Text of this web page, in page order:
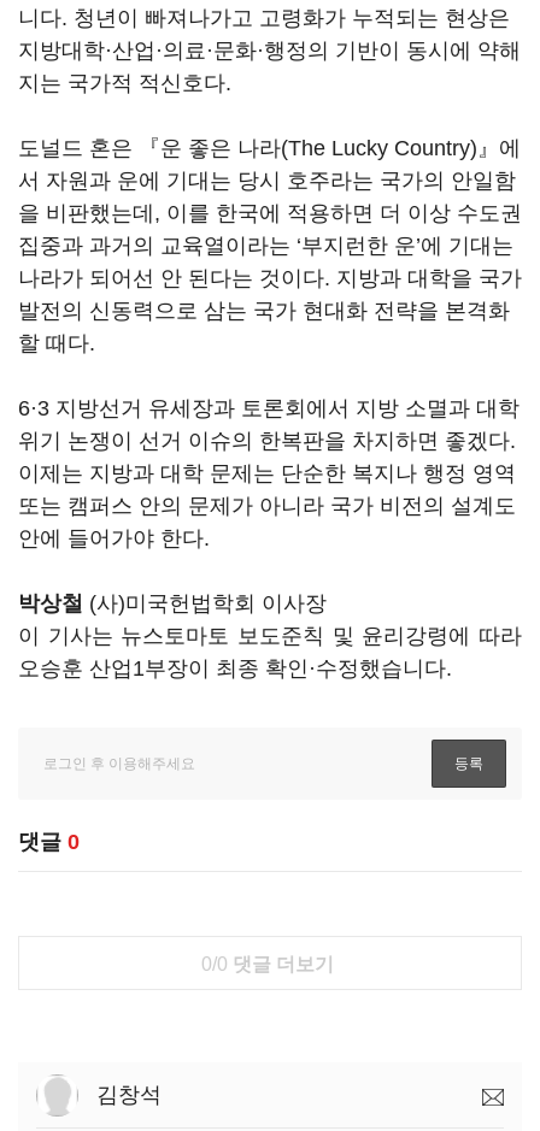
니다. 청년이 빠져나가고 고령화가 누적되는 현상은
지방대학·산업·의료·문화·행정의 기반이 동시에 약해
지는 국가적 적신호다.
도널드 혼은 『운 좋은 나라(The Lucky Country)』에
서 자원과 운에 기대는 당시 호주라는 국가의 안일함
을 비판했는데, 이를 한국에 적용하면 더 이상 수도권
집중과 과거의 교육열이라는 ‘부지런한 운’에 기대는
나라가 되어선 안 된다는 것이다. 지방과 대학을 국가
발전의 신동력으로 삼는 국가 현대화 전략을 본격화
할 때다.
6·3 지방선거 유세장과 토론회에서 지방 소멸과 대학
위기 논쟁이 선거 이슈의 한복판을 차지하면 좋겠다.
이제는 지방과 대학 문제는 단순한 복지나 행정 영역
또는 캠퍼스 안의 문제가 아니라 국가 비전의 설계도
안에 들어가야 한다.
박상철 (사)미국헌법학회 이사장
이 기사는 뉴스토마토 보도준칙 및 윤리강령에 따라
오승훈 산업1부장이 최종 확인·수정했습니다.
댓글 0
0/0 댓글 더보기
김창석